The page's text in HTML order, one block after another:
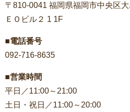
〒810-0041 福岡県福岡市中央区
ＥＯビル２ 1 1F
■電話番号
092-716-8635
■営業時間
平日／11:00～21:00
土日・祝日／11:00～20:00